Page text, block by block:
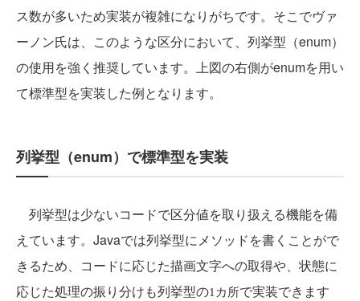
ス数が多いため実装が複雑になりがちです。そこでヴァ
ーノン氏は、このような区分において、列挙型（enum）
の使用を強く推奨しています。上図の右側がenumを用い
て標準型を実装した例となります。
列挙型（enum）で標準型を実装
列挙型は少ないコードで区分値を取り扱える機能を備
えています。Javaでは列挙型にメソッドを書くことがで
きるため、コードに応じた描画文字への取得や、状態に
応じた処理の振り分けも列挙型の1カ所で実装できます